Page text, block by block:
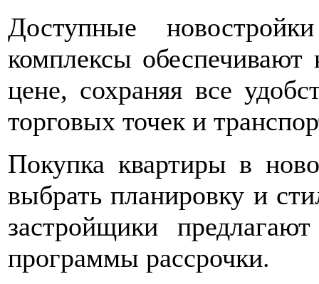
Доступные
комплексы
цене, сохраняя все
торговых точек и
Покупка квартиры в
выбрать планировку и
застройщики
программы рассрочки.